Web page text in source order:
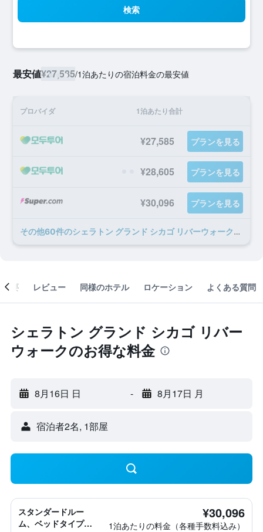
検索
最安値¥27,585/1泊あたりの宿泊料金の最安値
プロバイダ 1泊あたり合計
¥27,585 プランを見る
¥28,605 プランを見る
¥30,096 プランを見る
​その他60​件のシェラトン グランド シカゴ リバーウォークのオファー
概要 レビュー 同様のホテル ロケーション よくある質問
シェラトン グランド シカゴ リバー
ウォークのお得な料金
8月16日 日 - 8月17日 月
宿泊者2名, 1​部屋
スタンダードルー
ム、ベッドタイプ情
¥30,096
1泊あたりの料金（各種手数料込み）